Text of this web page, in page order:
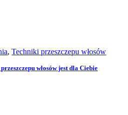
,Techniki przeszczepu włosów
włosów jest dla Ciebie